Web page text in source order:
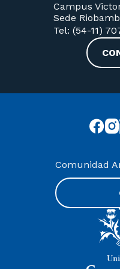
Campus
Sede
Tel: (54-11)
Comunidad